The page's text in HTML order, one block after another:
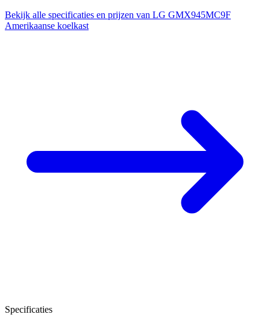
Bekijk alle specificaties en prijzen van LG GMX945MC9F
Amerikaanse koelkast
Specificaties